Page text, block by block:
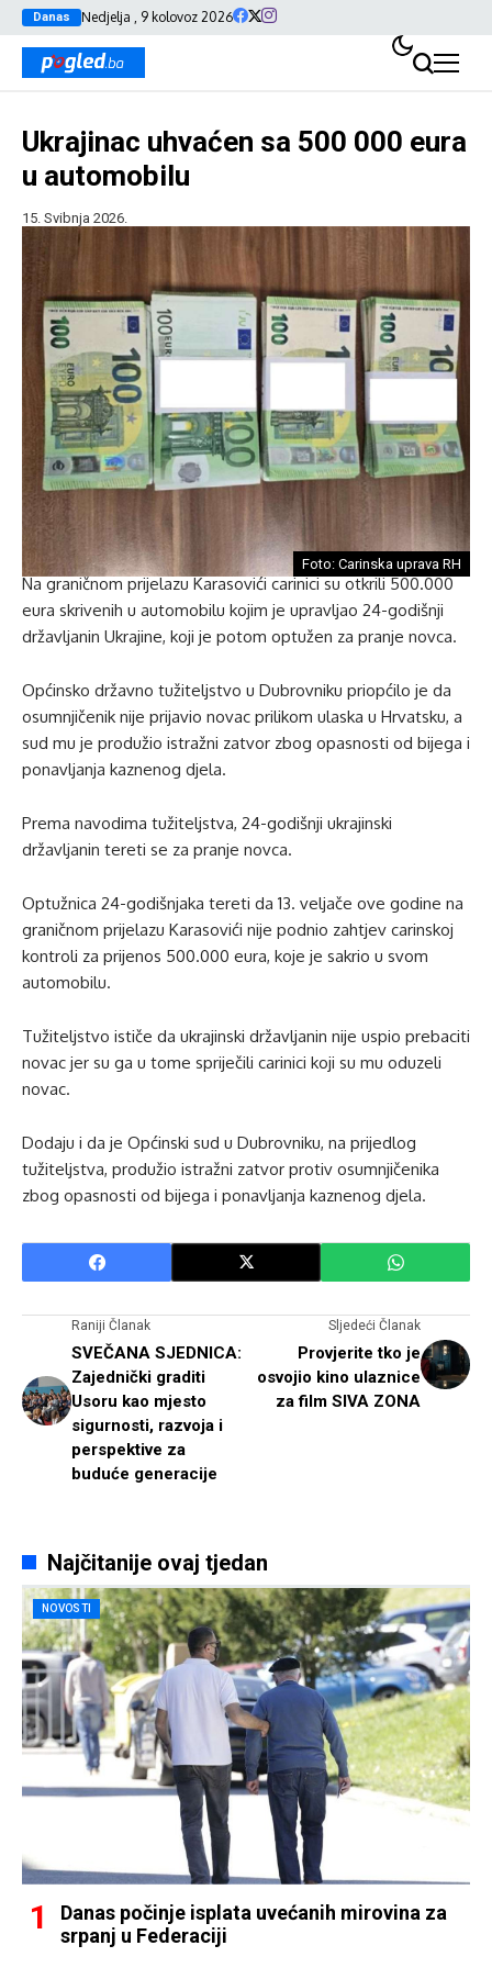
Danas Nedjelja , 9 kolovoz 2026
Ukrajinac uhvaćen sa 500 000 eura
u automobilu
15. Svibnja 2026.
Foto: Carinska uprava RH
Na graničnom prijelazu Karasovići carinici su otkrili 500.000
eura skrivenih u automobilu kojim je upravljao 24-godišnji
državljanin Ukrajine, koji je potom optužen za pranje novca.
Općinsko državno tužiteljstvo u Dubrovniku priopćilo je da
osumnjičenik nije prijavio novac prilikom ulaska u Hrvatsku, a
sud mu je produžio istražni zatvor zbog opasnosti od bijega i
ponavljanja kaznenog djela.
Prema navodima tužiteljstva, 24-godišnji ukrajinski
državljanin tereti se za pranje novca.
Optužnica 24-godišnjaka tereti da 13. veljače ove godine na
graničnom prijelazu Karasovići nije podnio zahtjev carinskoj
kontroli za prijenos 500.000 eura, koje je sakrio u svom
automobilu.
Tužiteljstvo ističe da ukrajinski državljanin nije uspio prebaciti
novac jer su ga u tome spriječili carinici koji su mu oduzeli
novac.
Dodaju i da je Općinski sud u Dubrovniku, na prijedlog
tužiteljstva, produžio istražni zatvor protiv osumnjičenika
zbog opasnosti od bijega i ponavljanja kaznenog djela.
Raniji Članak
SVEČANA SJEDNICA:
Zajednički graditi
Usoru kao mjesto
sigurnosti, razvoja i
perspektive za
buduće generacije
Sljedeći Članak
Provjerite tko je
osvojio kino ulaznice
za film SIVA ZONA
Najčitanije ovaj tjedan
NOVOSTI
Danas počinje isplata uvećanih mirovina za
srpanj u Federaciji